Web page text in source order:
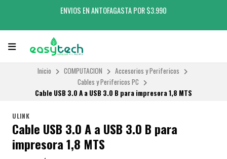
ENVIOS EN ANTOFAGASTA POR $3.990
Inicio COMPUTACION
Accesorios y Perifericos
Cables y Perifericos PC
Cable USB 3.0 A a USB 3.0 B para impresora 1,8 MTS
ULINK
Cable USB 3.0 A a USB 3.0 B para
impresora 1,8 MTS